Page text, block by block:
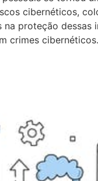
cibernéticos,
proteção dessas